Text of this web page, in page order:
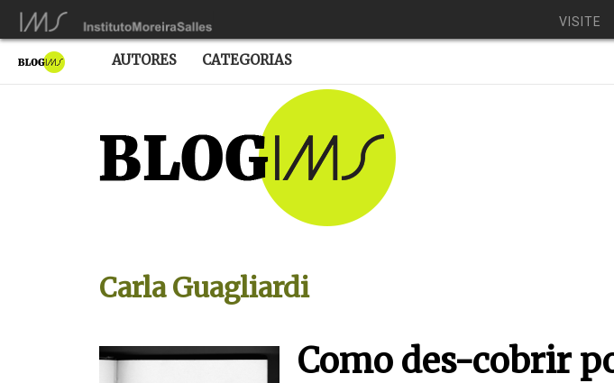
VISITE
AUTORES CATEGORIAS
Carla Guagliardi
Como des-cobrir